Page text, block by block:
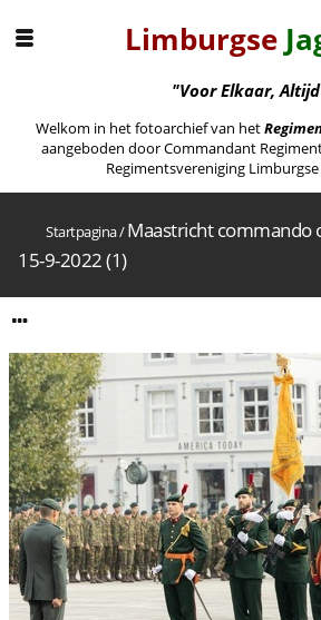
Limburgse
"Voor Elkaar,
Welkom in het fotoarchief van het
aangeboden door Commandant
Regimentsvereniging Limburgse
Startpagina/Maastricht commando
15-9-2022 (1)